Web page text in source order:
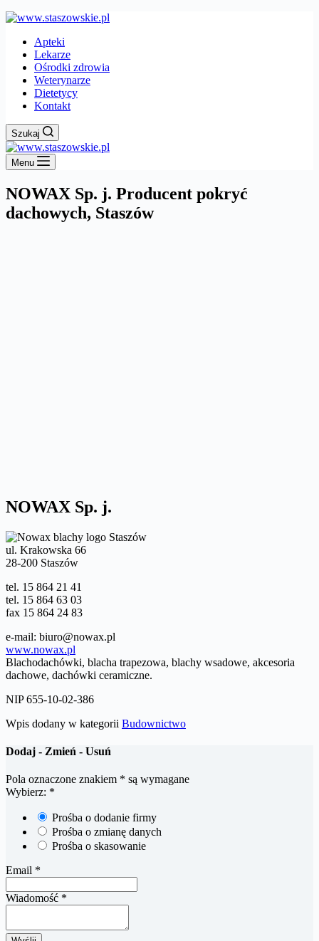
Apteki
Lekarze
Ośrodki zdrowia
Weterynarze
Dietetycy
Kontakt
Szukaj
Menu
NOWAX Sp. j. Producent pokryć
dachowych, Staszów
NOWAX Sp. j.
ul. Krakowska 66
28-200 Staszów
tel. 15 864 21 41
tel. 15 864 63 03
fax 15 864 24 83
e-mail: biuro@nowax.pl
www.nowax.pl
Blachodachówki, blacha trapezowa, blachy wsadowe, akcesoria
dachowe, dachówki ceramiczne.
NIP 655-10-02-386
Wpis dodany w kategorii Budownictwo
Dodaj - Zmień - Usuń
Pola oznaczone znakiem * są wymagane
Wybierz: *
Prośba o dodanie firmy
Prośba o zmianę danych
Prośba o skasowanie
Email *
Wiadomość *